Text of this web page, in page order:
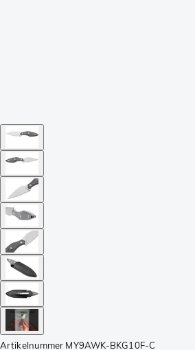
Artikelnummer MY9AWK-BKG10F-C